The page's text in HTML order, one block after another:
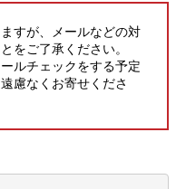
すが、メールなどの対
をご了承ください。
ルチェックをする予定
慮なくお寄せくださ